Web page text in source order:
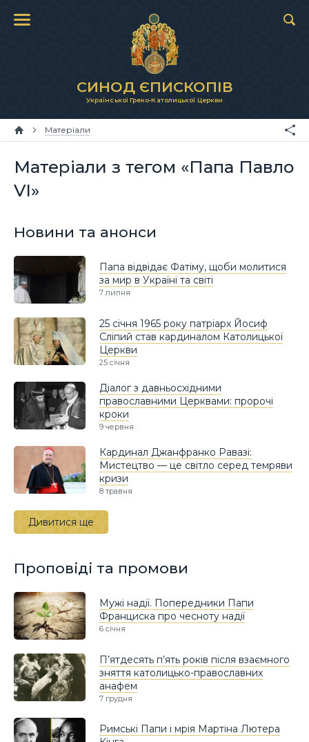
СИНОД ЄПИСКОПІВ
Української Греко-Католицької Церкви
Матеріали
Матеріали з тегом «Папа Павло
VI»
Новини та анонси
Папа відвідає Фатіму, щоби молитися
за мир в Україні та світі
7 липня
25 січня 1965 року патріарх Йосиф
Сліпий став кардиналом Католицької
Церкви
25 січня
Діалог з давньосхідними
православними Церквами: пророчі
кроки
9 червня
Кардинал Джанфранко Равазі:
Мистецтво — це світло серед темряви
кризи
8 травня
Дивитися ще
Проповіді та промови
Мужі надії. Попередники Папи
Франциска про чесноту надії
6 січня
П’ятдесять п’ять років після взаємного
зняття католицько-православних
анафем
7 грудня
Римські Папи і мрія Мартіна Лютера